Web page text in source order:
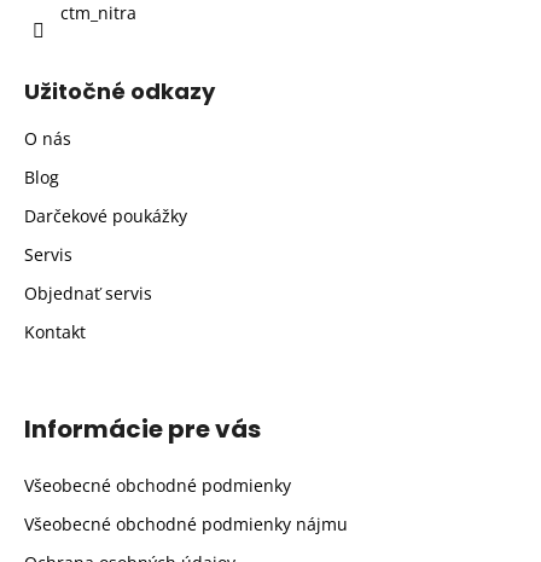
ctm_nitra
Užitočné odkazy
O nás
Blog
Darčekové poukážky
Servis
Objednať servis
Kontakt
Informácie pre vás
Všeobecné obchodné podmienky
Všeobecné obchodné podmienky nájmu